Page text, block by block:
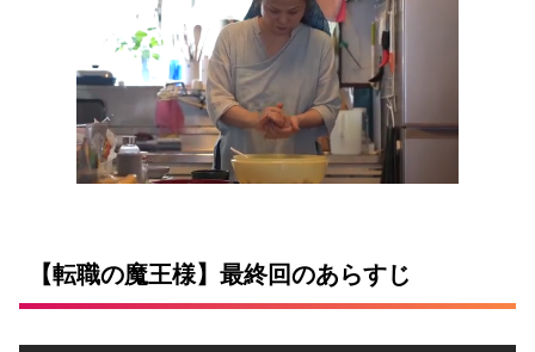
【転職の魔王様】最終回のあらすじ